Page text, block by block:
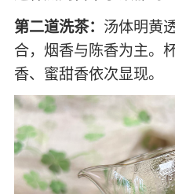
第二道洗茶： 汤体明黄
合，烟香与陈香为主。
香、蜜甜香依次显现。